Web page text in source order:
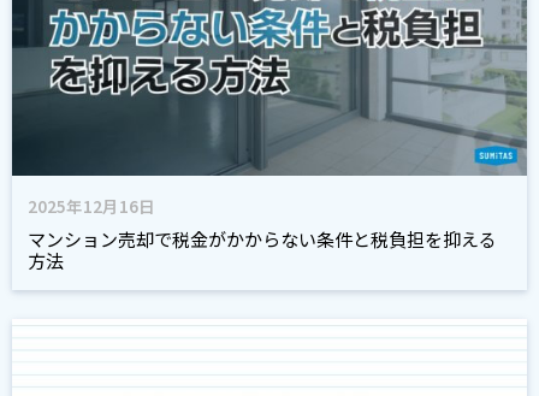
2025年12月16日
マンション売却で税金がかからない条件と税負担を抑える
方法